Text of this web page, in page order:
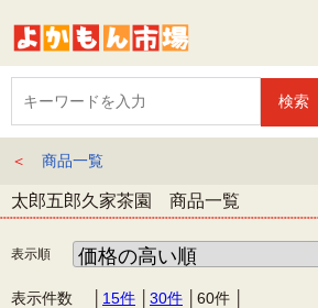
＜ 商品一覧
太郎五郎久家茶園 商品一覧
表示順
表示件数 │ 15件 30件 60件